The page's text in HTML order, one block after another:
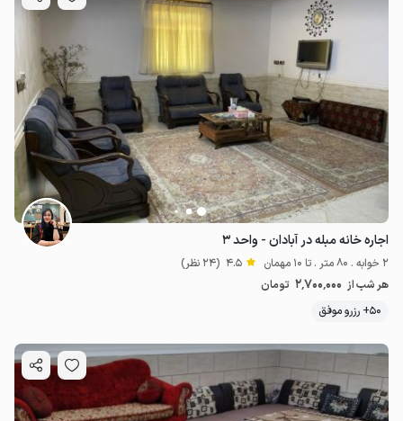
اجاره خانه مبله در آبادان - واحد ۳
2 خوابه . 80 متر . تا 10 مهمان 4.5 (24 نظر)
هر شب از 2٬700٬000 تومان
50+ رزرو موفق